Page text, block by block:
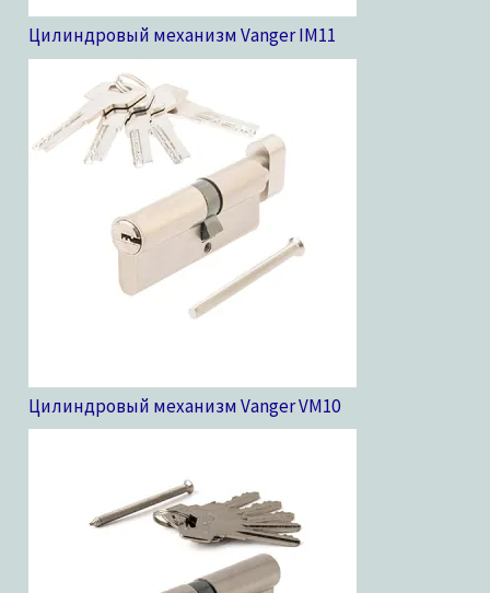
Цилиндровый механизм Vanger IM11
Цилиндровый механизм Vanger VM10